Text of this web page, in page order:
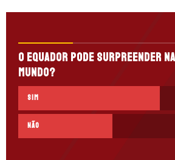
O Equador pode surpreender
Mundo?
Sim
Não